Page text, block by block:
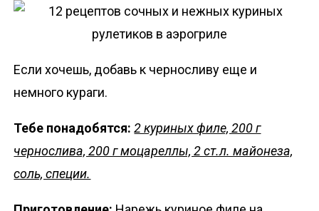
Если хочешь, добавь к черносливу еще и
немного кураги.
Тебе понадобятся:2 куриных филе, 200 г
чернослива, 200 г моцареллы, 2 ст.л. майонеза,
соль, специи.